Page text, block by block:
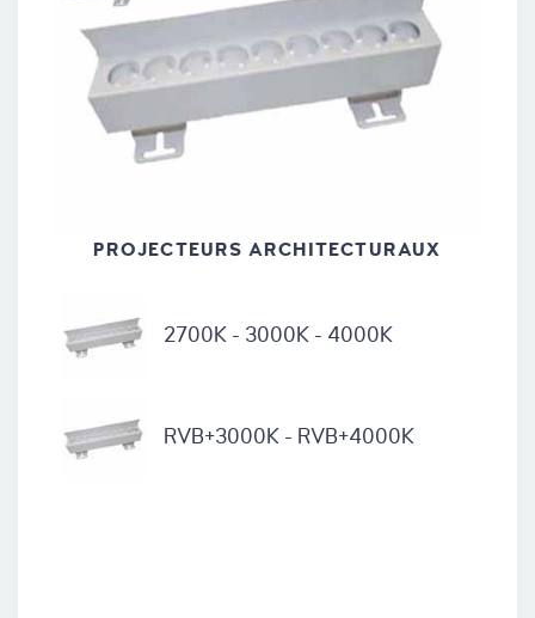
PROJECTEURS ARCHITECTURAUX
2700K - 3000K - 4000K
RVB+3000K - RVB+4000K